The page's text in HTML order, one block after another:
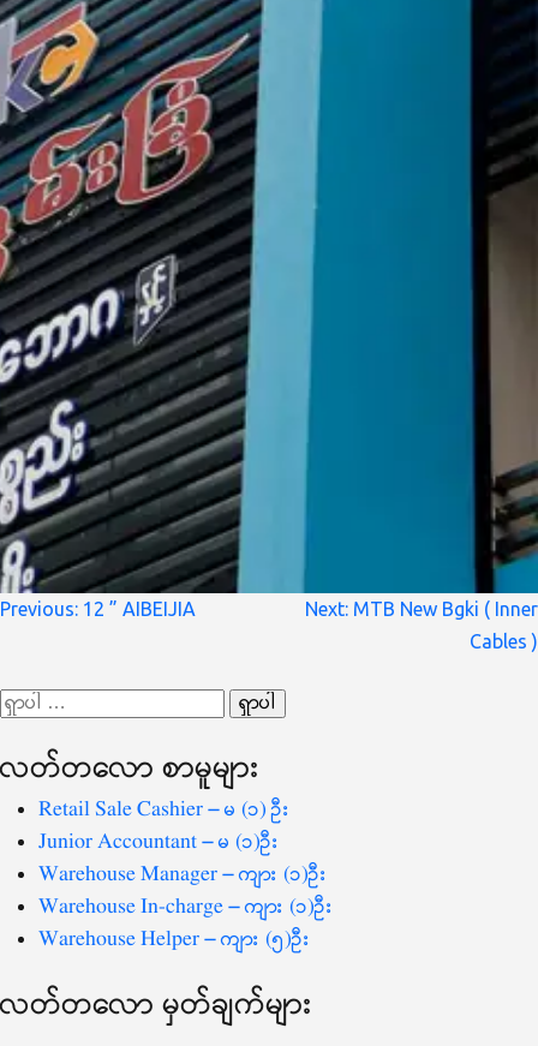
စာမူ
ပြ
Previous: 12 ” AIBEIJIA Next: MTB New Bgki ( Inner
Cables )
ရှာ
စကားလုံး
လတ်တ‌လော စာမူများ
Retail Sale Cashier – မ (၁) ဦး
Junior Accountant – မ (၁)ဦး
Warehouse Manager – ကျား (၁)ဦး
Warehouse In-charge – ကျား (၁)ဦး
Warehouse Helper – ကျား (၅)ဦး
လတ်တ‌လော မှတ်ချက်များ